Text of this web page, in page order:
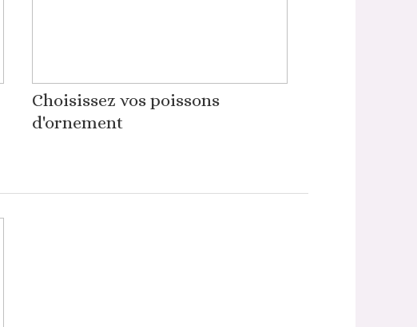
Choisissez vos poissons
d'ornement